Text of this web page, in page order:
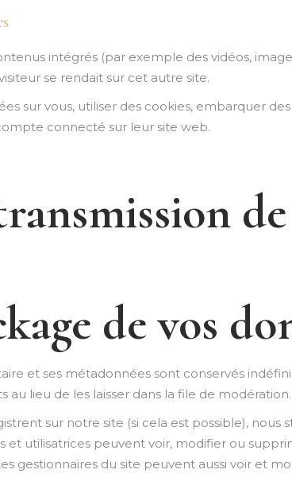
intégrés (par exemple des vidéos,
se rendait sur cet autre site.
sur vous, utiliser des cookies, embarquer
connecté sur leur site web.
de
de vos
et ses métadonnées sont conservés
lieu de les laisser dans la file de modération.
sur notre site (si cela est possible),
et utilisatrices peuvent voir, modifier ou
gestionnaires du site peuvent aussi voir et